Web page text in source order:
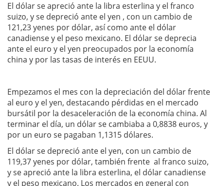
El dólar se apreció ante la libra esterlina y el franco
suizo, y se depreció ante el yen , con un cambio de
121,23 yenes por dólar, así como ante el dólar
canadiense y el peso mexicano. El dólar se deprecia
ante el euro y el yen preocupados por la economía
china y por las tasas de interés en EEUU.
Empezamos el mes con la depreciación del dólar frente
al euro y el yen, destacando pérdidas en el mercado
bursátil por la desaceleración de la economía china. Al
terminar el día, un dólar se cambiaba a 0,8838 euros, y
por un euro se pagaban 1,1315 dólares.
El dólar se depreció ante el yen, con un cambio de
119,37 yenes por dólar, también frente al franco suizo,
y se apreció ante la libra esterlina, el dólar canadiense
y el peso mexicano. Los mercados en general con